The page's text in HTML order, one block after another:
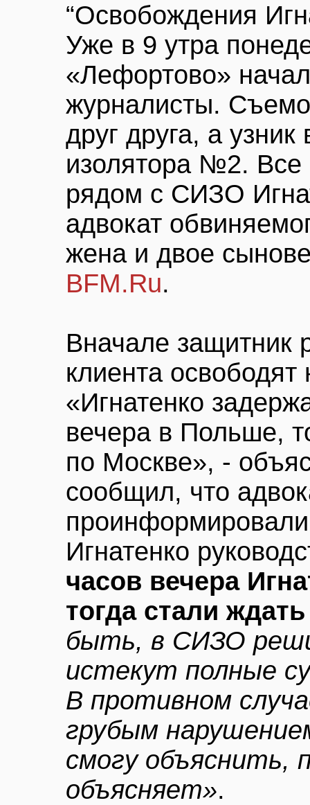
“Освобождения
Уже в 9 утра
«Лефортово»
журналисты.
друг друга, а
изолятора №2.
рядом с СИЗО
адвокат
жена и двое
BFM.Ru.
Вначале защитник
клиента
«Игнатенко
вечера в Польше,
по Москве», -
сообщил, что
Игнатенко
часов вечера
тогда стали
быть, в СИЗО
истекут полные
В противном
грубым
смогу
объясняет».